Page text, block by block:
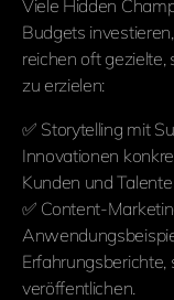
Viele Hidden
Budgets
reichen oft
zu erzielen:
✅ Storytelling mit
Innovationen
Kunden und
✅ Content-
veröffentlichen.